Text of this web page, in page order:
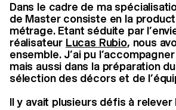
Dans le cadre de ma
de Master consiste en la
métrage. Etant séduite par
réalisateur Lucas Rubio, nous
ensemble. J’ai pu
mais aussi dans la préparation
sélection des décors et de
Il y avait plusieurs défis à